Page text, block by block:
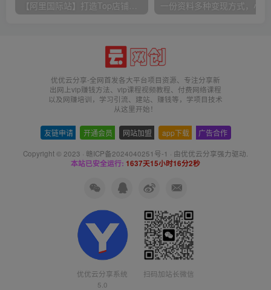
优优云分享-全网首发各大平台项目资源、专注分享新
出网上vip赚钱方法、vip课程视频教程、付费网络课程
以及网赚培训，学习引流、建站、赚钱等，学项目技术
从这里开始！
友链申请 开通会员 网站加盟 app下载 广告合作
Copyright © 2023 · 赣ICP备2024040251号-1 · 由优优云分享强力驱动.
本站已安全运行: 1637天15小时16分2秒
优优云分享系统
5.0
扫码加站长微信